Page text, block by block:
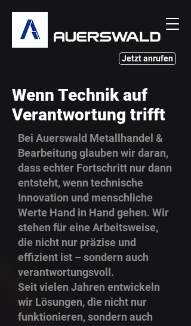
Jetzt anrufen
Wenn Technik auf
Verantwortung trifft
Bei Auerswald Metallhandel &
Bearbeitung glauben wir daran,
dass echter Fortschritt nur dann
entsteht, wenn technische
Innovation und menschliche
Werte Hand in Hand gehen. Wir
stehen für eine Arbeitsweise,
die nicht nur präzise und
effizient ist – sondern auch
verantwortungsvoll.
Seit vielen Jahren entwickeln
wir Lösungen, die nicht nur
funktionieren, sondern auch